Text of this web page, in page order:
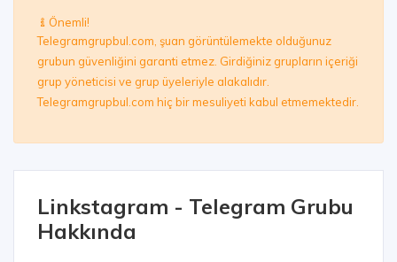
Önemli!
Telegramgrupbul.com, şuan görüntülemekte olduğunuz
grubun güvenliğini garanti etmez. Girdiğiniz grupların içeriği
grup yöneticisi ve grup üyeleriyle alakalıdır.
Telegramgrupbul.com hiç bir mesuliyeti kabul etmemektedir.
Linkstagram - Telegram Grubu
Hakkında